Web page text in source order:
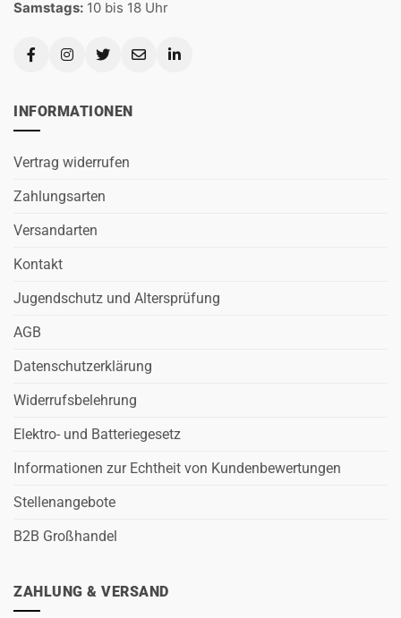
Samstags: 10 bis 18 Uhr
INFORMATIONEN
Vertrag widerrufen
Zahlungsarten
Versandarten
Kontakt
Jugendschutz und Altersprüfung
AGB
Datenschutzerklärung
Widerrufsbelehrung
Elektro- und Batteriegesetz
Informationen zur Echtheit von Kundenbewertungen
Stellenangebote
B2B Großhandel
ZAHLUNG & VERSAND